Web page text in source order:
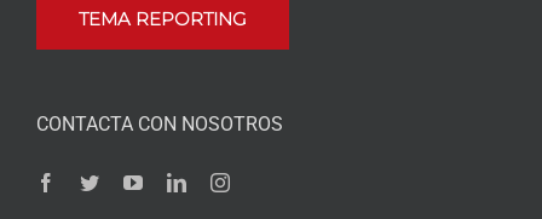
TEMA REPORTING
CONTACTA CON NOSOTROS